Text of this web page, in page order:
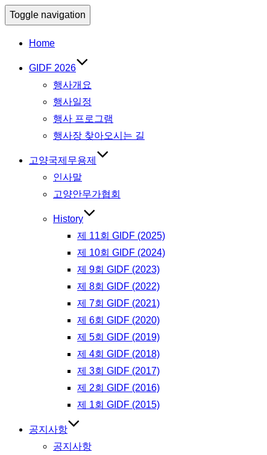
Toggle navigation
Home
GIDF 2026
행사개요
행사일정
행사 프로그램
행사장 찾아오시는 길
고양국제무용제
인사말
고양안무가협회
History
제 11회 GIDF (2025)
제 10회 GIDF (2024)
제 9회 GIDF (2023)
제 8회 GIDF (2022)
제 7회 GIDF (2021)
제 6회 GIDF (2020)
제 5회 GIDF (2019)
제 4회 GIDF (2018)
제 3회 GIDF (2017)
제 2회 GIDF (2016)
제 1회 GIDF (2015)
공지사항
공지사항